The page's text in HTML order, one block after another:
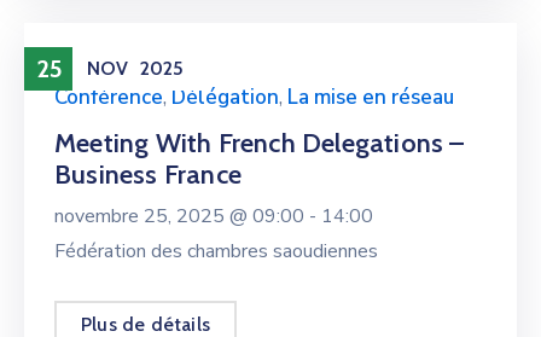
25 NOV 2025
Conférence, Délégation, La mise en réseau
Meeting With French Delegations –
Business France
novembre 25, 2025 @ 09:00 - 14:00
Fédération des chambres saoudiennes
Plus de détails